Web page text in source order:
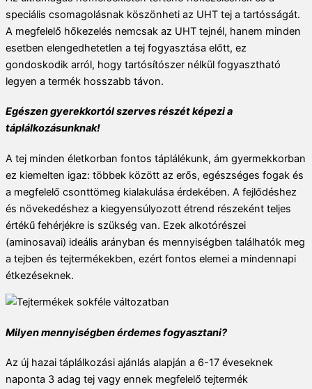
speciális csomagolásnak köszönheti az UHT tej a tartósságát.
A megfelelő hőkezelés nemcsak az UHT tejnél, hanem minden
esetben elengedhetetlen a tej fogyasztása előtt, ez
gondoskodik arról, hogy tartósítószer nélkül fogyasztható
legyen a termék hosszabb távon.
Egészen gyerekkortól szerves részét képezi a
táplálkozásunknak!
A tej minden életkorban fontos táplálékunk, ám gyermekkorban
ez kiemelten igaz: többek között az erős, egészséges fogak és
a megfelelő csonttömeg kialakulása érdekében. A fejlődéshez
és növekedéshez a kiegyensúlyozott étrend részeként teljes
értékű fehérjékre is szükség van. Ezek alkotórészei
(aminosavai) ideális arányban és mennyiségben találhatók meg
a tejben és tejtermékekben, ezért fontos elemei a mindennapi
étkezéseknek.
Milyen mennyiségben érdemes fogyasztani?
Az új hazai táplálkozási ajánlás alapján a 6-17 éveseknek
naponta 3 adag tej vagy ennek megfelelő tejtermék